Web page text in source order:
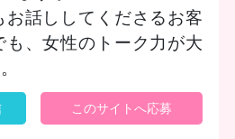
お話ししてくださるお客
も、女性のトーク力が大
このサイトへ応募